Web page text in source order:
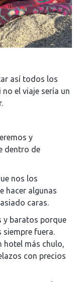
así todos los
el viaje sería un
y
dentro de
nos los
hacer algunas
caras.
y baratos porque
fuera.
hotel más chulo,
con precios